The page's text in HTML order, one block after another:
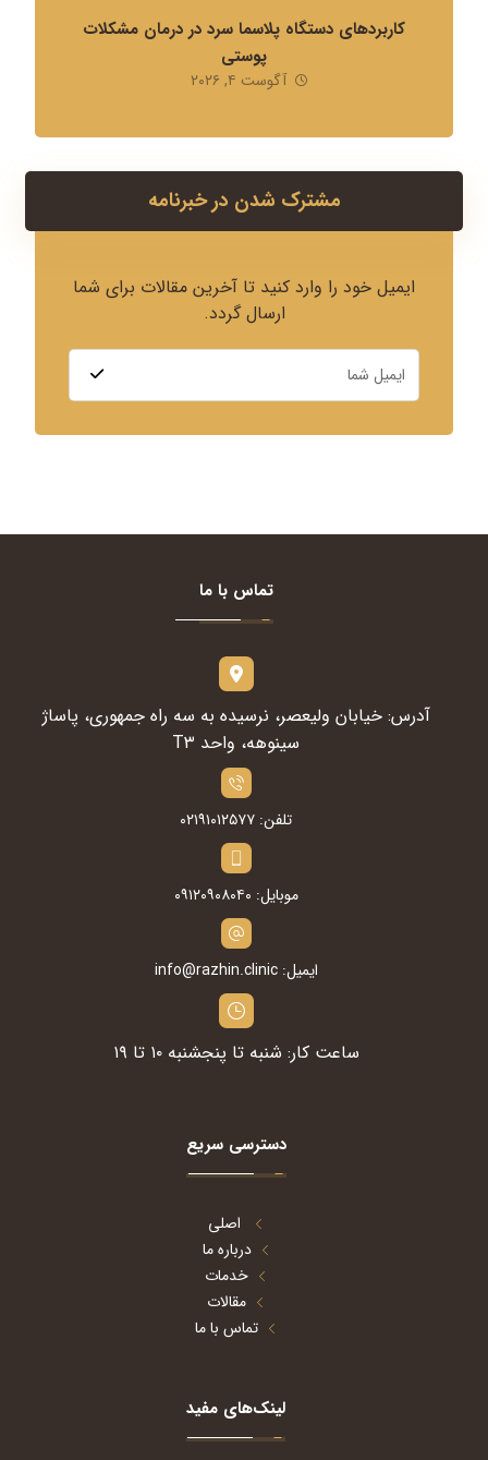
کاربردهای دستگاه پلاسما سرد در درمان مشکلات
پوستی
آگوست ۴, ۲۰۲۶
مشترک شدن در خبرنامه
ایمیل خود را وارد کنید تا آخرین مقالات برای شما
ارسال گردد.
تماس با ما
آدرس: خیابان ولیعصر، نرسیده به سه راه جمهوری، پاساژ
سینوهه، واحد T۳
تلفن: ۰۲۱۹۱۰۱۲۵۷۷
موبایل: ۰۹۱۲۰۹۰۸۰۴۰
ایمیل: info@razhin.clinic
ساعت کار: شنبه تا پنجشنبه ۱۰ تا ۱۹
دسترسی سریع
اصلی
درباره ما
خدمات
مقالات
تماس با ما
لینک‌های مفید